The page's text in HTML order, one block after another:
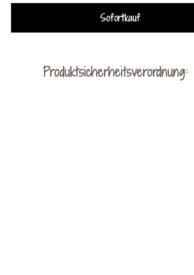
Sofortkauf
Produktsicherheitsverordnung: